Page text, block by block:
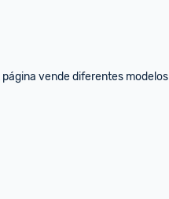
vende diferentes modelos